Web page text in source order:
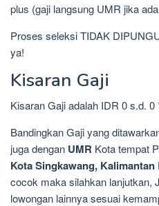
plus (gaji langsung UMR jika
Proses seleksi TIDAK
ya!
Kisaran Gaji
Kisaran Gaji adalah IDR 0 s.d. 0
Bandingkan Gaji yang
juga dengan UMR Kota tempat
Kota Singkawang,
cocok maka silahkan lanjutkan,
lowongan lainnya sesuai